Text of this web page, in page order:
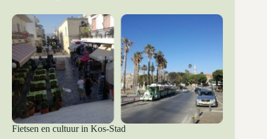
Fietsen en cultuur in Kos-Stad